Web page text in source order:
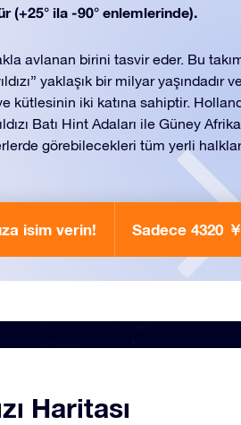
(+25° ila -90° enlemlerinde).
avlanan birini tasvir eder. Bu
yaklaşık bir milyar yaşındadır
kütlesinin iki katına sahiptir.
Batı Hint Adaları ile Güney Afrika
görebilecekleri tüm yerli
isim verin! Sadece 4320 ￥
Haritası